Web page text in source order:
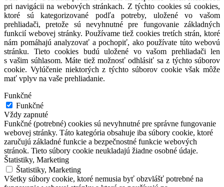
pri navigácii na webových stránkach. Z týchto cookies sú cookies,
ktoré sú kategorizované podľa potreby, uložené vo vašom
prehliadači, pretože sú nevyhnutné pre fungovanie základných
funkcií webovej stránky. Používame tiež cookies tretích strán, ktoré
nám pomáhajú analyzovať a pochopiť, ako používate túto webovú
stránku. Tieto cookies budú uložené vo vašom prehliadači len
s vašim súhlasom. Máte tiež možnosť odhlásiť sa z týchto súborov
cookie. Vylúčenie niektorých z týchto súborov cookie však môže
mať vplyv na vaše prehliadanie.
Funkčné
Funkčné
Vždy zapnuté
Funkčné (potrebné) cookies sú nevyhnutné pre správne fungovanie
webovej stránky. Táto kategória obsahuje iba súbory cookie, ktoré
zaručujú základné funkcie a bezpečnostné funkcie webových
stránok. Tieto súbory cookie neukladajú žiadne osobné údaje.
Štatistiky, Marketing
Štatistiky, Marketing
Všetky súbory cookie, ktoré nemusia byť obzvlášť potrebné na